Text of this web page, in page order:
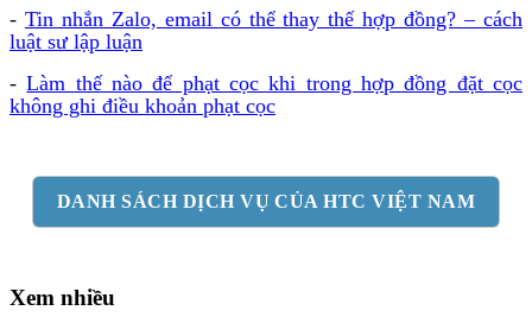
- Tin nhắn Zalo, email có thể thay thế hợp đồng? – cách
luật sư lập luận
-Làm thế nào để phạt cọc khi trong hợp đồng đặt cọc
không ghi điều khoản phạt cọc
DANH SÁCH DỊCH VỤ CỦA HTC VIỆT NAM
Xem nhiều